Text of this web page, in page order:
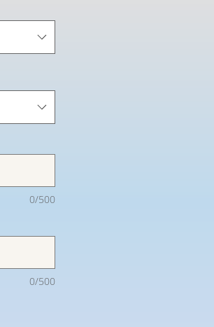
0/500
0/500